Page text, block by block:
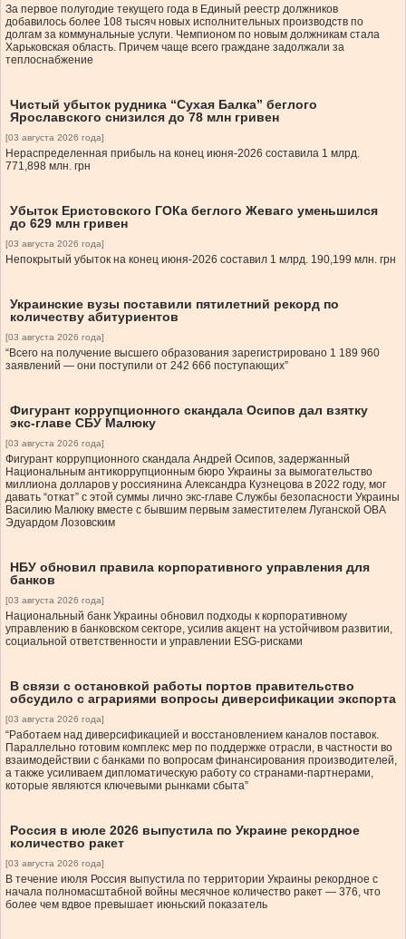
За первое полугодие текущего года в Единый реестр должников
добавилось более 108 тысяч новых исполнительных производств по
долгам за коммунальные услуги. Чемпионом по новым должникам стала
Харьковская область. Причем чаще всего граждане задолжали за
теплоснабжение
Чистый убыток рудника “Сухая Балка” беглого
Ярославского снизился до 78 млн гривен
[03 августа 2026 года]
Нераспределенная прибыль на конец июня-2026 составила 1 млрд.
771,898 млн. грн
Убыток Еристовского ГОКа беглого Жеваго уменьшился
до 629 млн гривен
[03 августа 2026 года]
Непокрытый убыток на конец июня-2026 составил 1 млрд. 190,199 млн. грн
Украинские вузы поставили пятилетний рекорд по
количеству абитуриентов
[03 августа 2026 года]
“Всего на получение высшего образования зарегистрировано 1 189 960
заявлений — они поступили от 242 666 поступающих”
Фигурант коррупционного скандала Осипов дал взятку
экс-главе СБУ Малюку
[03 августа 2026 года]
Фигурант коррупционного скандала Андрей Осипов, задержанный
Национальным антикоррупционным бюро Украины за вымогательство
миллиона долларов у россиянина Александра Кузнецова в 2022 году, мог
давать “откат” с этой суммы лично экс-главе Службы безопасности Украины
Василию Малюку вместе с бывшим первым заместителем Луганской ОВА
Эдуардом Лозовским
НБУ обновил правила корпоративного управления для
банков
[03 августа 2026 года]
Национальный банк Украины обновил подходы к корпоративному
управлению в банковском секторе, усилив акцент на устойчивом развитии,
социальной ответственности и управлении ESG-рисками
В связи с остановкой работы портов правительство
обсудило с аграриями вопросы диверсификации экспорта
[03 августа 2026 года]
“Работаем над диверсификацией и восстановлением каналов поставок.
Параллельно готовим комплекс мер по поддержке отрасли, в частности во
взаимодействии с банками по вопросам финансирования производителей,
а также усиливаем дипломатическую работу со странами-партнерами,
которые являются ключевыми рынками сбыта”
Россия в июле 2026 выпустила по Украине рекордное
количество ракет
[03 августа 2026 года]
В течение июля Россия выпустила по территории Украины рекордное с
начала полномасштабной войны месячное количество ракет — 376, что
более чем вдвое превышает июньский показатель